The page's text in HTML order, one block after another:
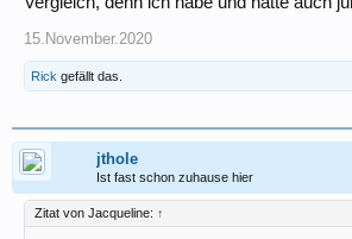
15.November.2020
Rick gefällt das.
jthole
Ist fast schon zuhause hier
Zitat von Jacqueline: ↑